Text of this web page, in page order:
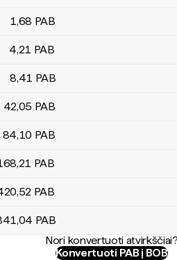
lentelė
1,68 PAB
4,21 PAB
8,41 PAB
42,05 PAB
84,10 PAB
,21 PAB
,52 PAB
,04 PAB
Nori konvertuoti atvirkščiai?
Konvertuoti PAB į BOB